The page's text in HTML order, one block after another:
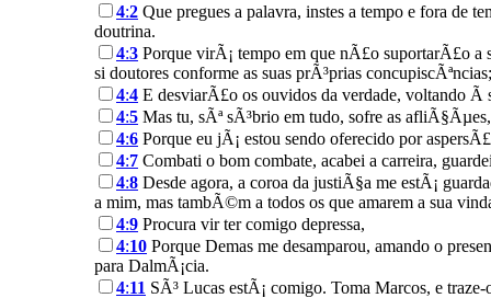
4:2 Que pregues a palavra, instes a tempo e fora de
doutrina.
4:3 Porque virÃ¡ tempo em que nÃ£o suportarÃ£o
si doutores conforme as suas prÃ³prias concupiscÃªncias;
4:4 E desviarÃ£o os ouvidos da verdade, voltando Ã
4:5 Mas tu, sÃª sÃ³brio em tudo, sofre as
4:6 Porque eu jÃ¡ estou sendo oferecido por
4:7 Combati o bom combate, acabei a carreira,
4:8 Desde agora, a coroa da justiÃ§a me estÃ¡
a mim, mas tambÃ©m a todos os que amarem a sua
4:9 Procura vir ter comigo depressa,
4:10 Porque Demas me desamparou, amando o
para DalmÃ¡cia.
4:11 SÃ³ Lucas estÃ¡ comigo. Toma Marcos, e